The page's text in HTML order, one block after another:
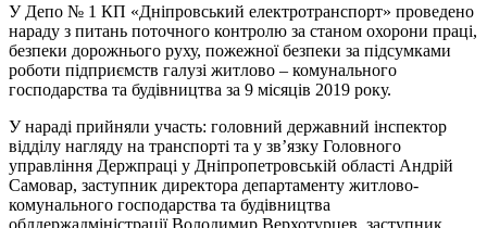
У Депо № 1 КП «Дніпровський електротранспорт» проведено
нараду з питань поточного контролю за станом охорони праці,
безпеки дорожнього руху, пожежної безпеки за підсумками
роботи підприємств галузі житлово – комунального
господарства та будівництва за 9 місяців 2019 року.
У нараді прийняли участь: головний державний інспектор
відділу нагляду на транспорті та у зв’язку Головного
управління Держпраці у Дніпропетровській області Андрій
Самовар, заступник директора департаменту житлово-
комунального господарства та будівництва
облдержадміністрації Володимир Верхотурцев, заступник